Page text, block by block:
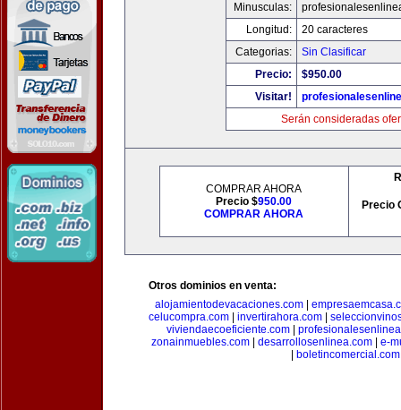
Minusculas:
Longitud:
20 caracteres
Categorias:
Sin Clasificar
Precio:
$950.00
Visitar!
Serán consideradas
COMPRAR AHORA
Precio $950.00
COMPRAR AHORA
Precio
Otros dominios en venta:
alojamientodevacaciones.com
celucompra.com
invertirahora.com
viviendaecoeficiente.com|
zonainmuebles.com| desarrollosenlinea.com| e-
boletincomercial.com